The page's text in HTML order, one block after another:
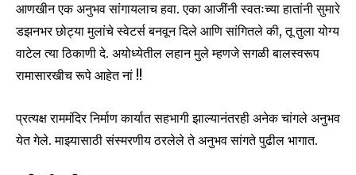
आणखीन एक अनुभव सांगायलाच हवा. एका आजींनी स्वतःच्या हातांनी सुमारे
डझनभर छोट्या मुलांचे स्वेटर्स बनवून दिले आणि सांगितले की, तू तुला योग्य
वाटेल त्या ठिकाणी दे. अयोध्येतील लहान मुले म्हणजे सगळी बालस्वरूप
रामासारखीच रूपे आहेत नां !!
प्रत्यक्ष राममंदिर निर्माण कार्यात सहभागी झाल्यानंतरही अनेक चांगले अनुभव
येत गेले. माझ्यासाठी संस्मरणीय ठरलेले ते अनुभव सांगते पुढील भागात.